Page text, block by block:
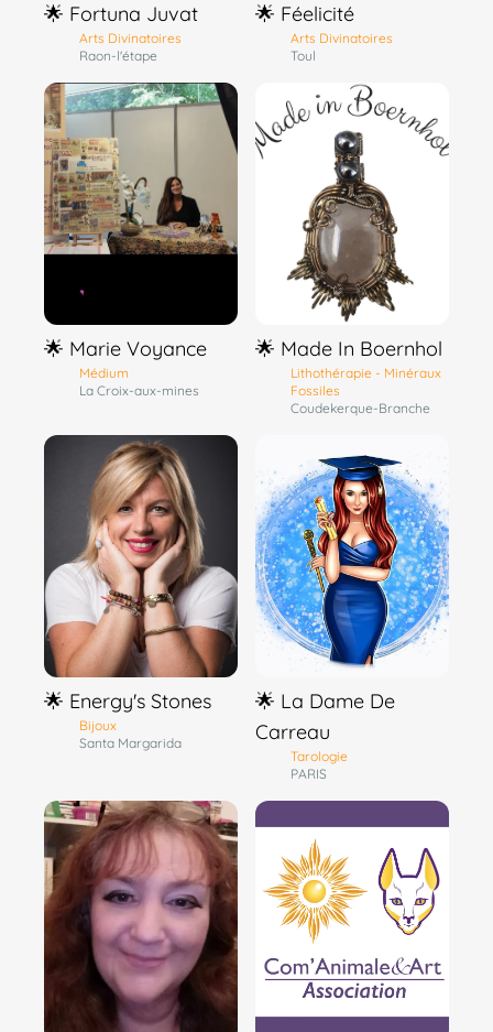
🌟 Fortuna Juvat
Arts Divinatoires
Raon-l'étape
🌟 Féelicité
Arts Divinatoires
Toul
🌟 Marie Voyance
Médium
La Croix-aux-mines
🌟 Made In Boernhol
Lithothérapie - Minéraux
Fossiles
Coudekerque-Branche
🌟 Energy's Stones
Bijoux
Santa Margarida
🌟 La Dame De
Carreau
Tarologie
PARIS